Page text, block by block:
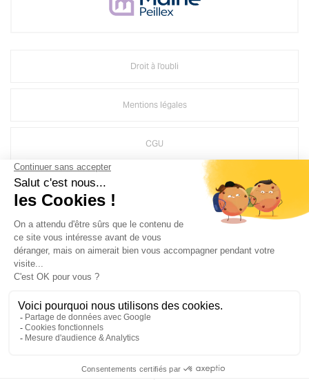
Droit à l'oubli
Mentions légales
CGU
Politique d'utilisation des médias sociaux de Groupe MAINE
Crédits Agence de communication
Groupe Maine, une société du groupe